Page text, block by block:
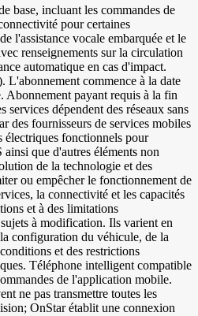
base, incluant les commandes de
pour certaines
l'assistance vocale embarquée et le
renseignements sur la circulation
automatique en cas d'impact.
L'abonnement commence à la date
Abonnement payant requis à la fin
services dépendent des réseaux sans
des fournisseurs de services mobiles
électriques fonctionnels pour
que d'autres éléments non
de la technologie et des
ou empêcher le fonctionnement de
la connectivité et les capacités
et à des limitations
à modification. Ils varient en
configuration du véhicule, de la
et des restrictions
Téléphone intelligent compatible
de l'application mobile.
ne pas transmettre toutes les
OnStar établit une connexion